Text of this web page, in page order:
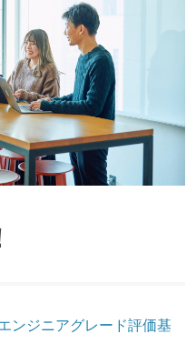
ンジニアグレード評価基